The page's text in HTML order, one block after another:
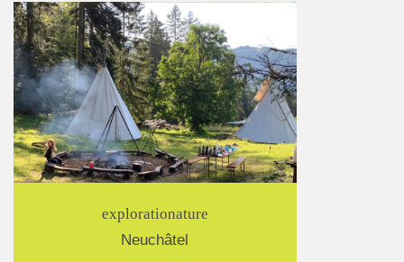
explorationature
Neuchâtel